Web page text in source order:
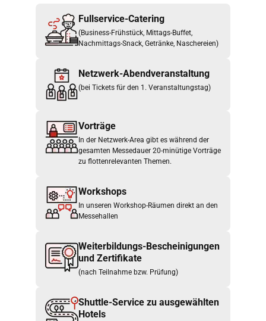
Fullservice-Catering
(Business-Frühstück, Mittags-Buffet,
Nachmittags-Snack, Getränke, Naschereien)
Netzwerk-Abendveranstaltung
(bei Tickets für den 1. Veranstaltungstag)
Vorträge
In der Netzwerk-Area gibt es während der
gesamten Messedauer 20-minütige Vorträge
zu flottenrelevanten Themen.
Workshops
In unseren Workshop-Räumen direkt an den
Messehallen
Weiterbildungs-Bescheinigungen
und Zertifikate
(nach Teilnahme bzw. Prüfung)
Shuttle-Service zu ausgewählten
Hotels